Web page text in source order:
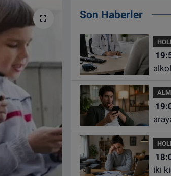
Son Haberler
iki